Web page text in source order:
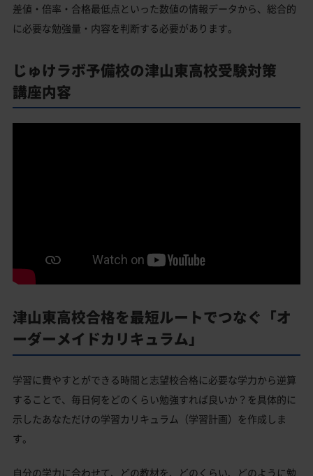
差値・倍率・合格最低点といった数値の情報データから、総合的
に必要な勉強量・内容を判断する必要があります。
じゅけラボ予備校の津山東高校受験対策
講座内容
津山東高校合格を最短ルートでつなぐ「オ
ーダーメイドカリキュラム」
学習に費やすとができる時間と志望校合格に必要な学力から逆算
することで、毎日何をどのくらい勉強すれば良いか？を具体的に
示したあなただけの学習カリキュラム（学習計画）を作成しま
す。
自分の学力に合わせて、どの教材を、どのくらい、どのように勉